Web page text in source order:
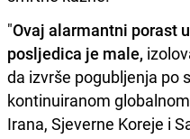
"Ovaj alarmantni porast
posljedica je male,
da izvrše pogubljenja po
kontinuiranom
Irana, Sjeverne Koreje i